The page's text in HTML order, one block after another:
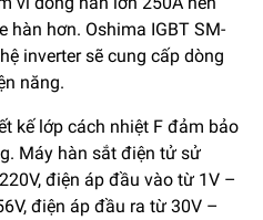
hàn hơn. Oshima IGBT SM-
inverter sẽ cung cấp dòng
năng.
kế lớp cách nhiệt F đảm bảo
Máy hàn sắt điện tử sử
điện áp đầu vào từ 1V –
điện áp đầu ra từ 30V –